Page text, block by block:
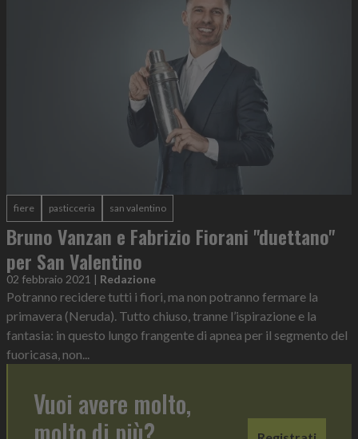
fiere pasticceria san valentino
Bruno Vanzan e Fabrizio Fiorani "duettano"
per San Valentino
02 febbraio 2021 | Redazione
Potranno recidere tutti i fiori, ma non potranno fermare la
primavera (Neruda). Tutto chiuso, tranne l’ispirazione e la
fantasia: in questo lungo frangente di apnea per il segmento del
fuoricasa, non...
Vuoi avere molto,